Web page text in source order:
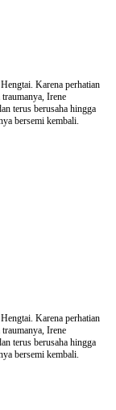
Karena perhatian
Irene
terus berusaha hingga
bersemi kembali.
Karena perhatian
Irene
terus berusaha hingga
bersemi kembali.